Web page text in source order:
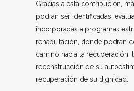
Gracias a esta contribución,
podrán ser identificadas,
incorporadas a programas
rehabilitación, donde podrán
camino hacia la recuperación,
reconstrucción de su
recuperación de su dignidad.